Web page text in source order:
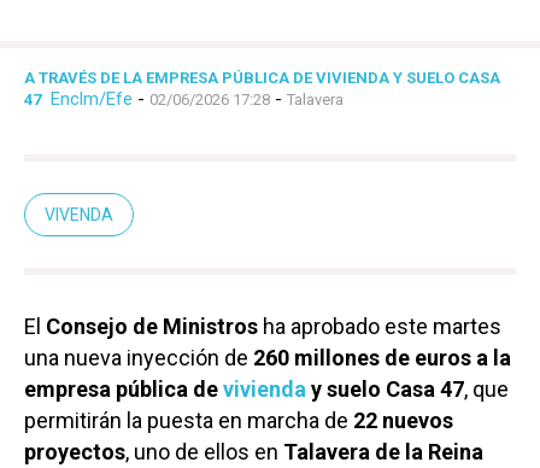
A TRAVÉS DE LA EMPRESA PÚBLICA DE VIVIENDA Y SUELO CASA
47 Enclm/Efe - 02/06/2026 17:28 - Talavera
VIVENDA
El Consejo de Ministros ha aprobado este martes
una nueva inyección de 260 millones de euros a la
empresa pública devivienda y suelo Casa 47, que
permitirán la puesta en marcha de 22 nuevos
proyectos, uno de ellos en Talavera de la Reina